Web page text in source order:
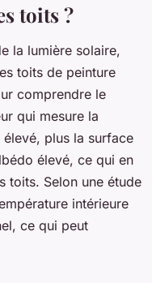
toits ?
la lumière solaire,
toits de peinture
comprendre le
qui mesure la
élevé, plus la surface
élevé, ce qui en
toits. Selon une étude
intérieure
ce qui peut